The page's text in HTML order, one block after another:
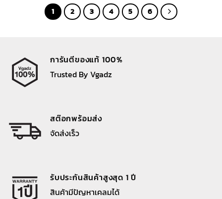
590 ฿.385 ฿.
590 ฿.405 ฿.
1 2 3 4 5 6
การันตีของแท้ 100%
Trusted By Vgadz
สต๊อกพร้อมส่ง
จัดส่งเร็ว
รับประกันสินค้าสูงสุด 1 ปี
สินค้ามีปัญหาเคลมได้